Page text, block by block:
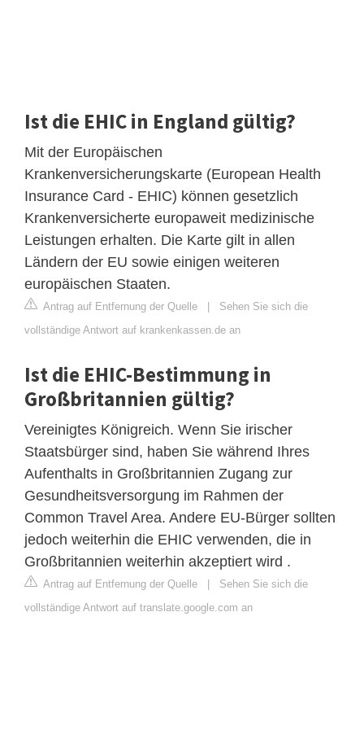
Ist die EHIC in England gültig?
Mit der Europäischen
Krankenversicherungskarte (European Health
Insurance Card - EHIC) können gesetzlich
Krankenversicherte europaweit medizinische
Leistungen erhalten. Die Karte gilt in allen
Ländern der EU sowie einigen weiteren
europäischen Staaten.
Antrag auf Entfernung der Quelle
Sehen Sie sich die
vollständige Antwort auf krankenkassen.de an
Ist die EHIC-Bestimmung in
Großbritannien gültig?
Vereinigtes Königreich. Wenn Sie irischer
Staatsbürger sind, haben Sie während Ihres
Aufenthalts in Großbritannien Zugang zur
Gesundheitsversorgung im Rahmen der
Common Travel Area. Andere EU-Bürger sollten
jedoch weiterhin die EHIC verwenden, die in
Großbritannien weiterhin akzeptiert wird .
Antrag auf Entfernung der Quelle
Sehen Sie sich die
vollständige Antwort auf translate.google.com an